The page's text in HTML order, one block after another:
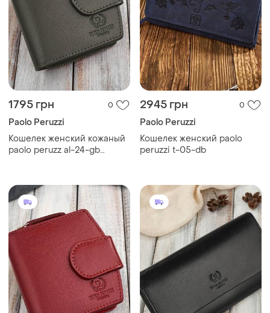
1795 грн 0
Paolo Peruzzi
Кошелек женский кожаный
paolo peruzz al-24-gb
2945 грн 0
Paolo Peruzzi
Кошелек женский paolo
peruzzi t-05-db